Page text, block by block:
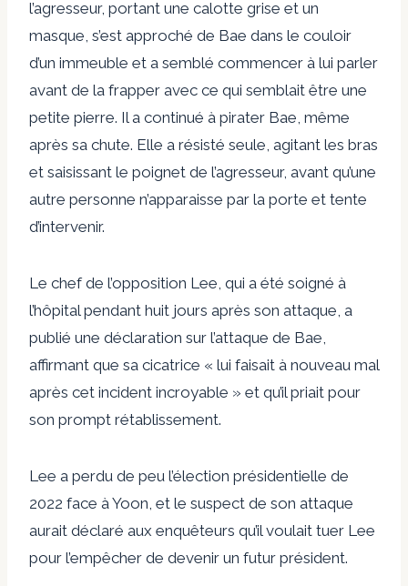
l’agresseur, portant une calotte grise et un
masque, s’est approché de Bae dans le couloir
d’un immeuble et a semblé commencer à lui parler
avant de la frapper avec ce qui semblait être une
petite pierre. Il a continué à pirater Bae, même
après sa chute. Elle a résisté seule, agitant les bras
et saisissant le poignet de l’agresseur, avant qu’une
autre personne n’apparaisse par la porte et tente
d’intervenir.
Le chef de l’opposition Lee, qui a été soigné à
l’hôpital pendant huit jours après son attaque, a
publié une déclaration sur l’attaque de Bae,
affirmant que sa cicatrice « lui faisait à nouveau mal
après cet incident incroyable » et qu’il priait pour
son prompt rétablissement.
Lee a perdu de peu l’élection présidentielle de
2022 face à Yoon, et le suspect de son attaque
aurait déclaré aux enquêteurs qu’il voulait tuer Lee
pour l’empêcher de devenir un futur président.